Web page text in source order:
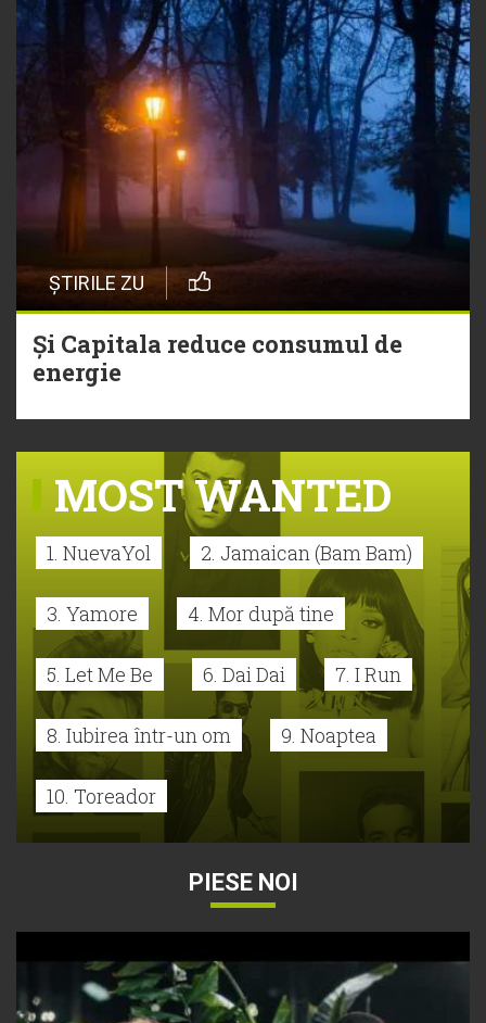
ȘTIRILE ZU
Și Capitala reduce consumul de
energie
MOST WANTED
1. NuevaYol 2. Jamaican (Bam Bam)
3. Yamore 4. Mor după tine
5. Let Me Be 6. Dai Dai 7. I Run
8. Iubirea într-un om 9. Noaptea
10. Toreador
PIESE NOI